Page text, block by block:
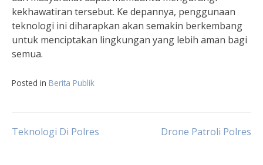
kekhawatiran tersebut. Ke depannya, penggunaan
teknologi ini diharapkan akan semakin berkembang
untuk menciptakan lingkungan yang lebih aman bagi
semua.
Posted in Berita Publik
Post
Teknologi Di Polres Drone Patroli Polres